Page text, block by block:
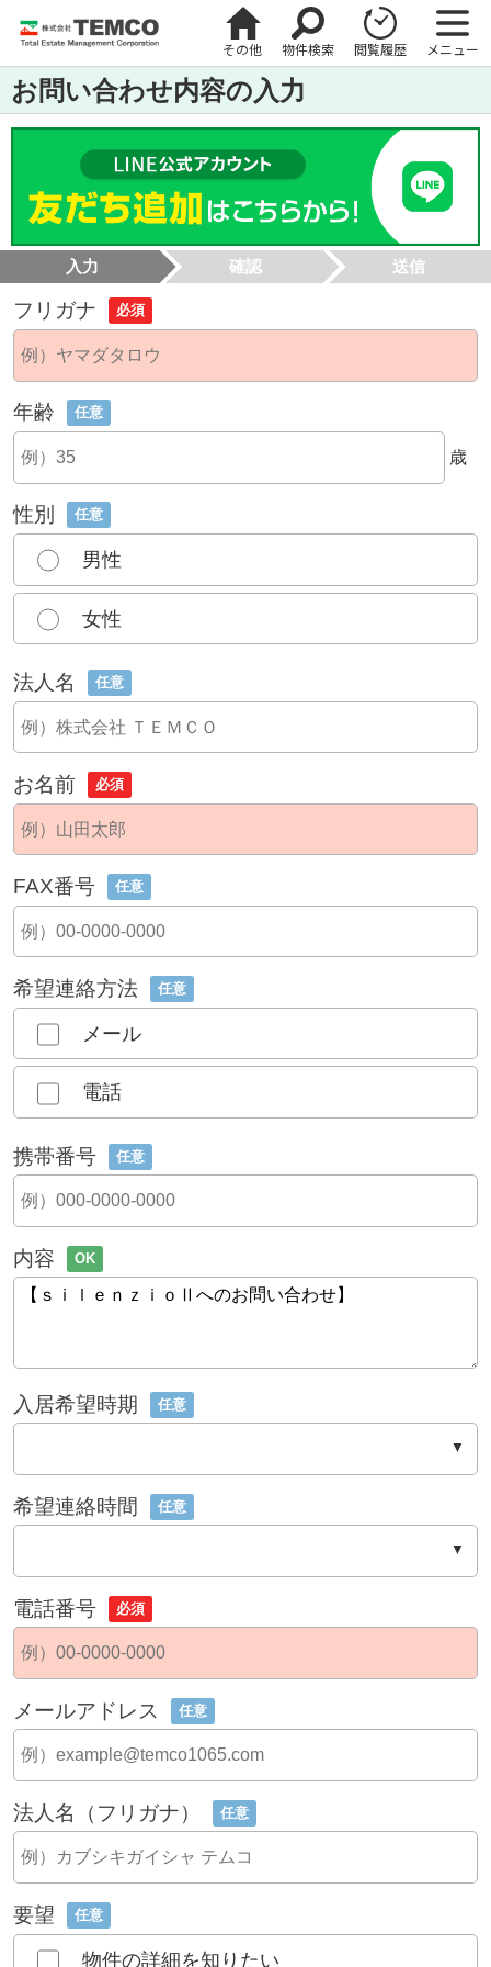
その他 物件検索 閲覧履歴 メニュー
お問い合わせ内容の入力
入力 確認 送信
フリガナ 必須
年齢 任意
歳
性別 任意
男性
女性
法人名 任意
お名前 必須
FAX番号 任意
希望連絡方法 任意
メール
電話
携帯番号 任意
内容 OK
入居希望時期 任意
希望連絡時間 任意
電話番号 必須
メールアドレス 任意
法人名（フリガナ） 任意
要望 任意
物件の詳細を知りたい